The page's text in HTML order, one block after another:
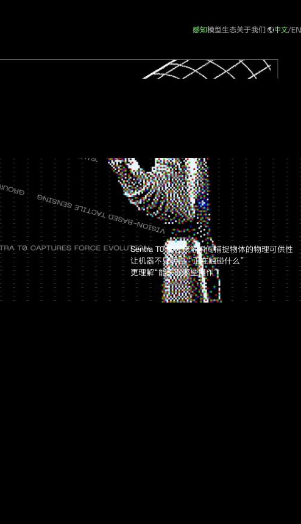
感知模型生态关于我们
让机器
仪器智能
Sentra T0 能在接触瞬间捕捉物体的物理可供性
让机器不只明白 “正在触碰什么”
更理解“能采取哪些操作”